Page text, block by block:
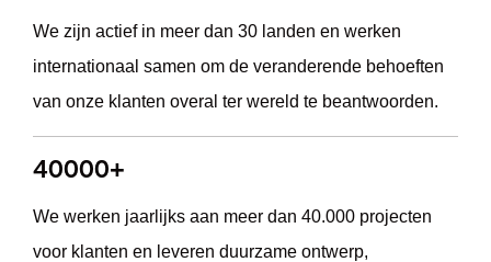
We zijn actief in meer dan 30 landen en werken
internationaal samen om de veranderende behoeften
van onze klanten overal ter wereld te beantwoorden.
40000+
We werken jaarlijks aan meer dan 40.000 projecten
voor klanten en leveren duurzame ontwerp,